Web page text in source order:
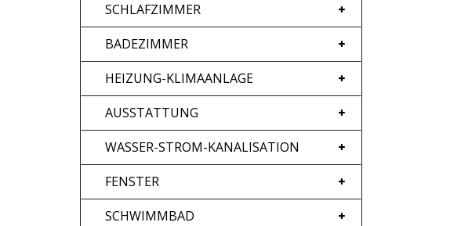
SCHLAFZIMMER
BADEZIMMER
HEIZUNG-KLIMAANLAGE
AUSSTATTUNG
WASSER-STROM-KANALISATION
FENSTER
SCHWIMMBAD